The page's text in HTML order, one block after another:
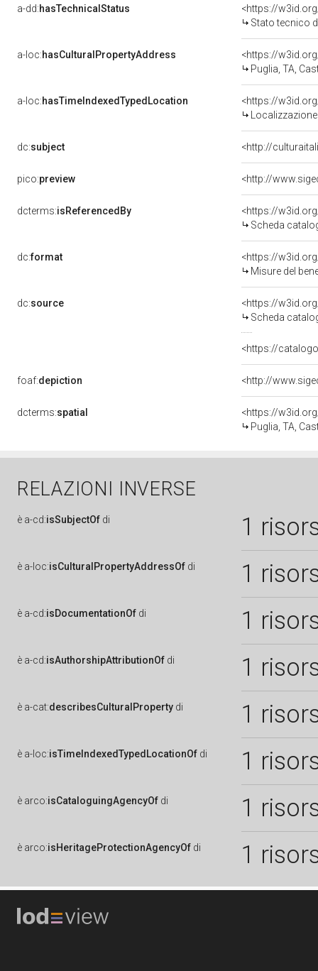
a-dd:hasTechnicalStatus
<https://
Stato tecnico
a-loc:hasCulturalPropertyAddress
<https://
Puglia, TA,
a-loc:hasTimeIndexedTypedLocation
<https://
dc:subject <http://
pico:preview <http://
dcterms:isReferencedBy
<https://
Scheda
dc:format
<https://
Misure del
dc:source
<https://
Scheda
<https://
foaf:depiction <http://
dcterms:spatial
<https://
Puglia, TA,
RELAZIONI INVERSE
è a-cd:isSubjectOf di 1
è a-loc:isCulturalPropertyAddressOf di 1
è a-cd:isDocumentationOf di 1
è a-cd:isAuthorshipAttributionOf di 1
è a-cat:describesCulturalProperty di 1
è a-loc:isTimeIndexedTypedLocationOf di 1
è arco:isCataloguingAgencyOf di 1
è arco:isHeritageProtectionAgencyOf di 1